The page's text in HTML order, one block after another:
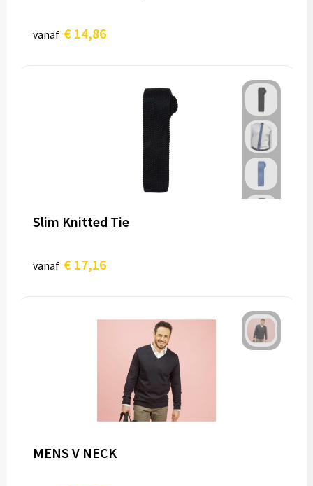
vanaf € 14,86
Slim Knitted Tie
vanaf € 17,16
MENS V NECK